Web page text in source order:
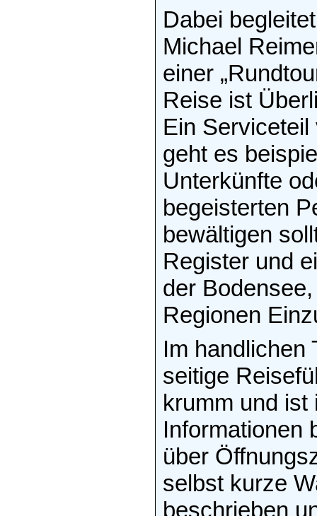
Dabei
Michael
einer
Reise ist
Ein
geht es
Unterkünfte
begeisterten
bewältigen
Register und
der
Regionen
Im handlichen
seitige
krumm und ist
Informationen
über
selbst kurze
beschrieben